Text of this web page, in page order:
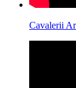
Cavalerii